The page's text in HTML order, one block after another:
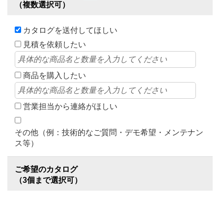
（複数選択可）
カタログを送付してほしい
見積を依頼したい
商品を購入したい
営業担当から連絡がほしい
その他（例：技術的なご質問・デモ希望・メンテナン
ス等）
ご希望のカタログ
（3個まで選択可）